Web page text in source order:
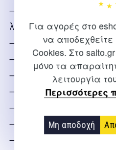
Για αγορές στο
να αποδεχθείτε
Cookies. Στο
μόνο τα
λειτουργία
Περισσότερες
Μη αποδοχή
– Το παιχνίδι και ο αγώνας
λειτουργίες
– Παιχνίδι και δίκαιο
– Παιχνίδι και πόλεμος
– Παιχνίδι και γνώση
– Παιχνίδι και ποίηση
– Τα στοιχεία της
– Μορφές παιχνιδιού στη
– Μορφές παιχνιδιού στην